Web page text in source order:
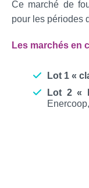
Ce marché de
pour les périodes
Les marchés en
Lot 1 «
Lot 2 «